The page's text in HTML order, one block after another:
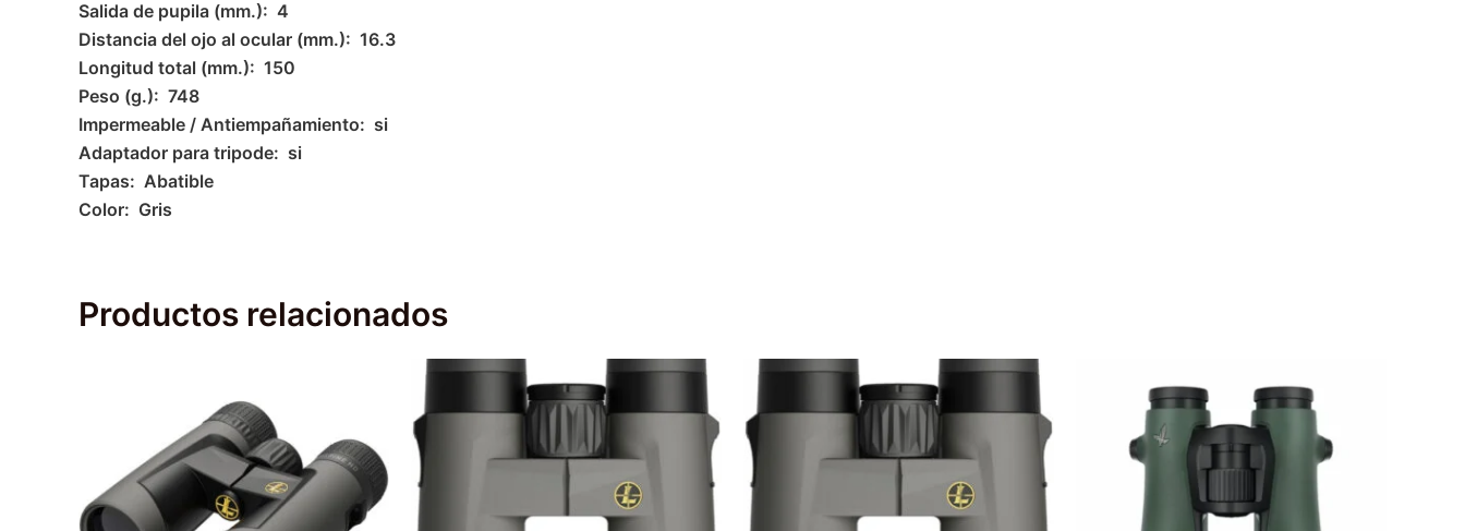
Salida de pupila (mm.): 4
Distancia del ojo al ocular (mm.): 16.3
Longitud total (mm.): 150
Peso (g.): 748
Impermeable / Antiempañamiento: si
Adaptador para tripode: si
Tapas: Abatible
Color: Gris
Productos relacionados